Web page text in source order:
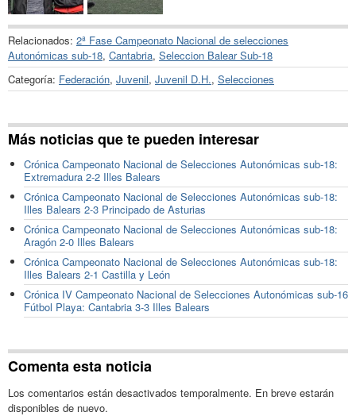
Relacionados: 2ª Fase Campeonato Nacional de selecciones
Autonómicas sub-18, Cantabria, Seleccion Balear Sub-18
Categoría: Federación, Juvenil, Juvenil D.H., Selecciones
Más noticias que te pueden interesar
Crónica Campeonato Nacional de Selecciones Autonómicas sub-18:
Extremadura 2-2 Illes Balears
Crónica Campeonato Nacional de Selecciones Autonómicas sub-18:
Illes Balears 2-3 Principado de Asturias
Crónica Campeonato Nacional de Selecciones Autonómicas sub-18:
Aragón 2-0 Illes Balears
Crónica Campeonato Nacional de Selecciones Autonómicas sub-18:
Illes Balears 2-1 Castilla y León
Crónica IV Campeonato Nacional de Selecciones Autonómicas sub-16
Fútbol Playa: Cantabria 3-3 Illes Balears
Comenta esta noticia
Los comentarios están desactivados temporalmente. En breve estarán
disponibles de nuevo.